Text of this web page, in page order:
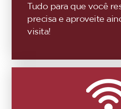
Tudo para que você
precisa e aproveite
visita!